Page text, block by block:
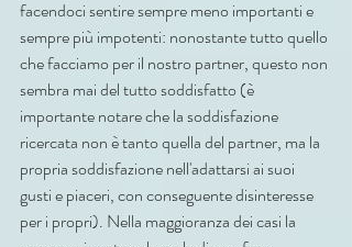
facendoci sentire sempre meno importanti e
sempre più impotenti: nonostante tutto quello
che facciamo per il nostro partner, questo non
sembra mai del tutto soddisfatto (è
importante notare che la soddisfazione
ricercata non è tanto quella del partner, ma la
propria soddisfazione nell'adattarsi ai suoi
gusti e piaceri, con conseguente disinteresse
per i propri). Nella maggioranza dei casi la